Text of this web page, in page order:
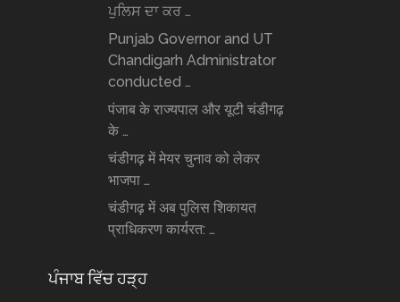
ਪੁਲਿਸ ਦਾ ਕਰ …
Punjab Governor and UT
Chandigarh Administrator
conducted …
पंजाब के राज्यपाल और यूटी चंडीगढ़
के …
चंडीगढ़ में मेयर चुनाव को लेकर
भाजपा …
चंडीगढ़ में अब पुलिस शिकायत
प्राधिकरण कार्यरत: …
ਪੰਜਾਬ ਵਿੱਚ ਹੜ੍ਹ